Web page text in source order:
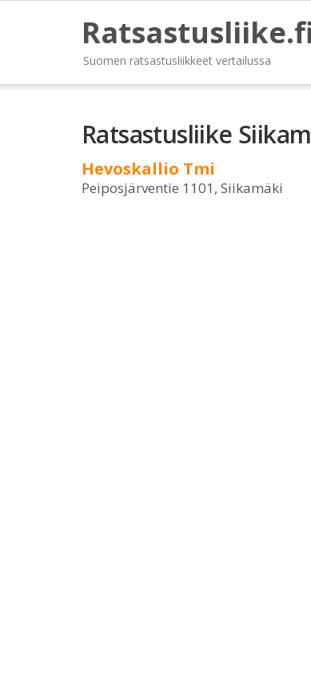
Suomen ratsastusliikkeet vertailussa
Ratsastusliike
Hevoskallio Tmi
Peiposjärventie 1101, Siikamäki